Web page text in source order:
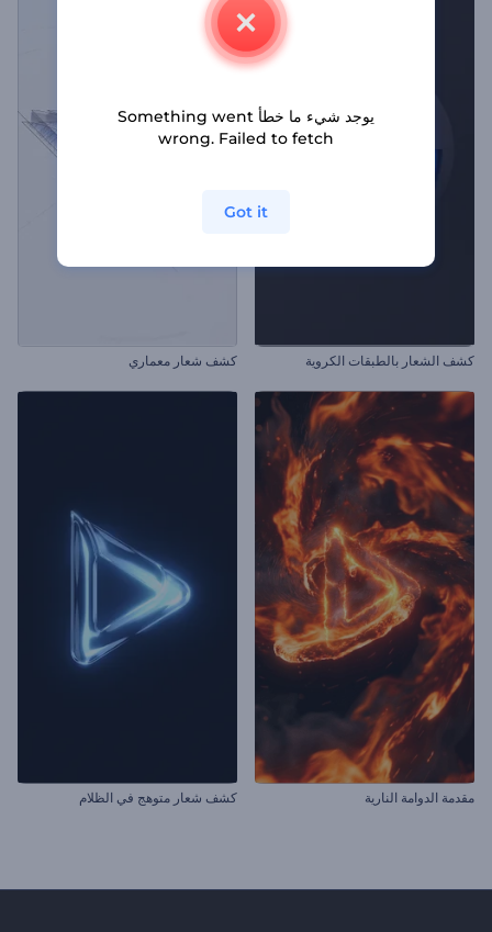
كشف الشعار بالطبقات الكروية كشف شعار معماري
مقدمة الدوامة النارية كشف شعار متوهج في الظلام
يوجد شيء ما خطأ Something went
wrong. Failed to fetch
Got it